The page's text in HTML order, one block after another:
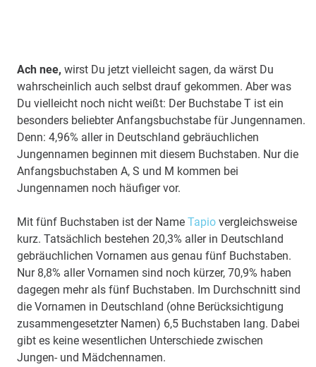
Ach nee, wirst Du jetzt vielleicht sagen, da wärst Du
wahrscheinlich auch selbst drauf gekommen. Aber was
Du vielleicht noch nicht weißt: Der Buchstabe T ist ein
besonders beliebter Anfangsbuchstabe für Jungennamen.
Denn: 4,96% aller in Deutschland gebräuchlichen
Jungennamen beginnen mit diesem Buchstaben. Nur die
Anfangsbuchstaben A, S und M kommen bei
Jungennamen noch häufiger vor.
Mit fünf Buchstaben ist der Name Tapio vergleichsweise
kurz. Tatsächlich bestehen 20,3% aller in Deutschland
gebräuchlichen Vornamen aus genau fünf Buchstaben.
Nur 8,8% aller Vornamen sind noch kürzer, 70,9% haben
dagegen mehr als fünf Buchstaben. Im Durchschnitt sind
die Vornamen in Deutschland (ohne Berücksichtigung
zusammengesetzter Namen) 6,5 Buchstaben lang. Dabei
gibt es keine wesentlichen Unterschiede zwischen
Jungen- und Mädchennamen.